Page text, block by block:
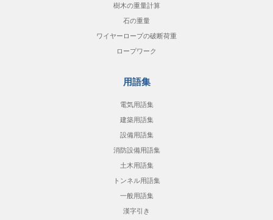
樹木の重量計算
石の重量
ワイヤーロープの破断荷重
ロープワーク
用語集
電気用語集
建築用語集
設備用語集
消防設備用語集
土木用語集
トンネル用語集
一般用語集
漢字引き